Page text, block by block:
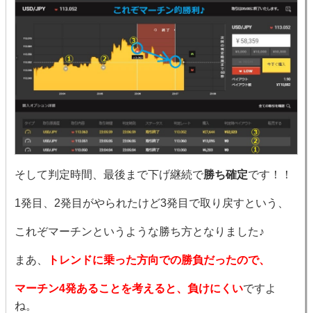
そして判定時間、最後まで下げ継続で勝ち確定です！！
1発目、2発目がやられたけど3発目で取り戻すという、
これぞマーチンというような勝ち方となりました♪
まあ、 トレンドに乗った方向での勝負だったので、
マーチン4発あることを考えると、負けにくいですよ
ね。